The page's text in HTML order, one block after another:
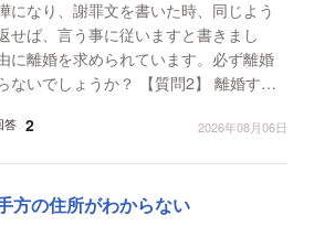
になり、謝罪文を書いた時、同じよう
せば、言う事に従いますと書きまし
に離婚を求められています。必ず離婚
ょうか？ 【質問2】 離婚する
答 2 2026年08月06日
方の住所がわからない